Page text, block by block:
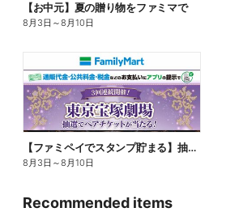
【お中元】夏の贈り物をファミマで
8月3日 ～8月10日
【ファミペイでスタンプ貯まる】抽選でペアチケットが当たる!
8月3日 ～8月10日
Recommended items